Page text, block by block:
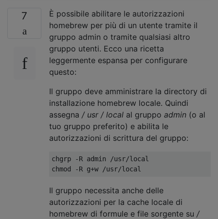
7
È possibile abilitare le autorizzazioni
homebrew per più di un utente tramite il
gruppo admin o tramite qualsiasi altro
gruppo utenti. Ecco una ricetta
leggermente espansa per configurare
questo:
Il gruppo deve amministrare la directory di
installazione homebrew locale. Quindi
assegna / usr / local al gruppo admin (o al
tuo gruppo preferito) e abilita le
autorizzazioni di scrittura del gruppo:
chgrp -R admin /usr/local
Il gruppo necessita anche delle
autorizzazioni per la cache locale di
homebrew di formule e file sorgente su /